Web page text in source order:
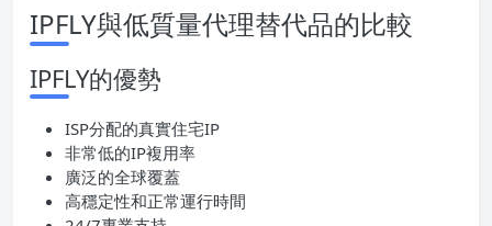
IPFLY與低質量代理替代品的比較
IPFLY的優勢
ISP分配的真實住宅IP
非常低的IP複用率
廣泛的全球覆蓋
高穩定性和正常運行時間